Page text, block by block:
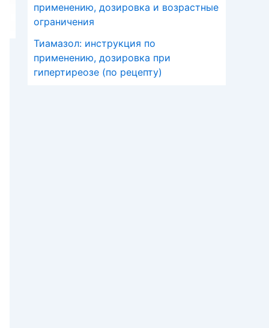
применению, дозировка и возрастные
ограничения
Тиамазол: инструкция по
применению, дозировка при
гипертиреозе (по рецепту)